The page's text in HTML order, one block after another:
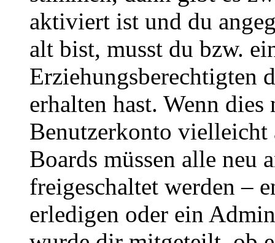
aktiviert ist und du
alt bist, musst du bzw.
Erziehungsberechtigten
erhalten hast. Wenn
Benutzerkonto
Boards müssen alle neu
freigeschaltet werden –
erledigen oder ein